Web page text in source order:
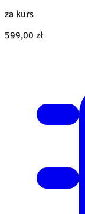
za kurs
599,00 zł